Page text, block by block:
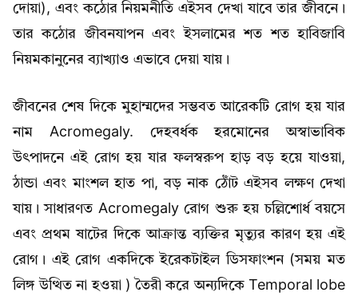
দোয়া), এবং কঠোর নিয়মনীতি এইসব দেখা যাবে তার জীবনে।
তার কঠোর জীবনযাপন এবং ইসলামের শত শত হাবিজাবি
নিয়মকানুনের ব্যাখ্যাও এভাবে দেয়া যায়।
জীবনের শেষ দিকে মুহাম্মদের সম্ভবত আরেকটি রোগ হয় যার
নাম Acromegaly. দেহবর্ধক হরমোনের অস্বাভাবিক
উৎপাদনে এই রোগ হয় যার ফলস্বরুপ হাড় বড় হয়ে যাওয়া,
ঠান্ডা এবং মাংশল হাত পা, বড় নাক ঠোঁট এইসব লক্ষণ দেখা
যায়। সাধারণত Acromegaly রোগ শুরু হয় চল্লিশোর্ধ বয়সে
এবং প্রথম ষাটের দিকে আক্রান্ত ব্যক্তির মৃত্যুর কারণ হয় এই
রোগ। এই রোগ একদিকে ইরেকটাইল ডিসফাংশন (সময় মত
লিঙ্গ উত্থিত না হওয়া ) তৈরী করে অন্যদিকে Temporal lobe